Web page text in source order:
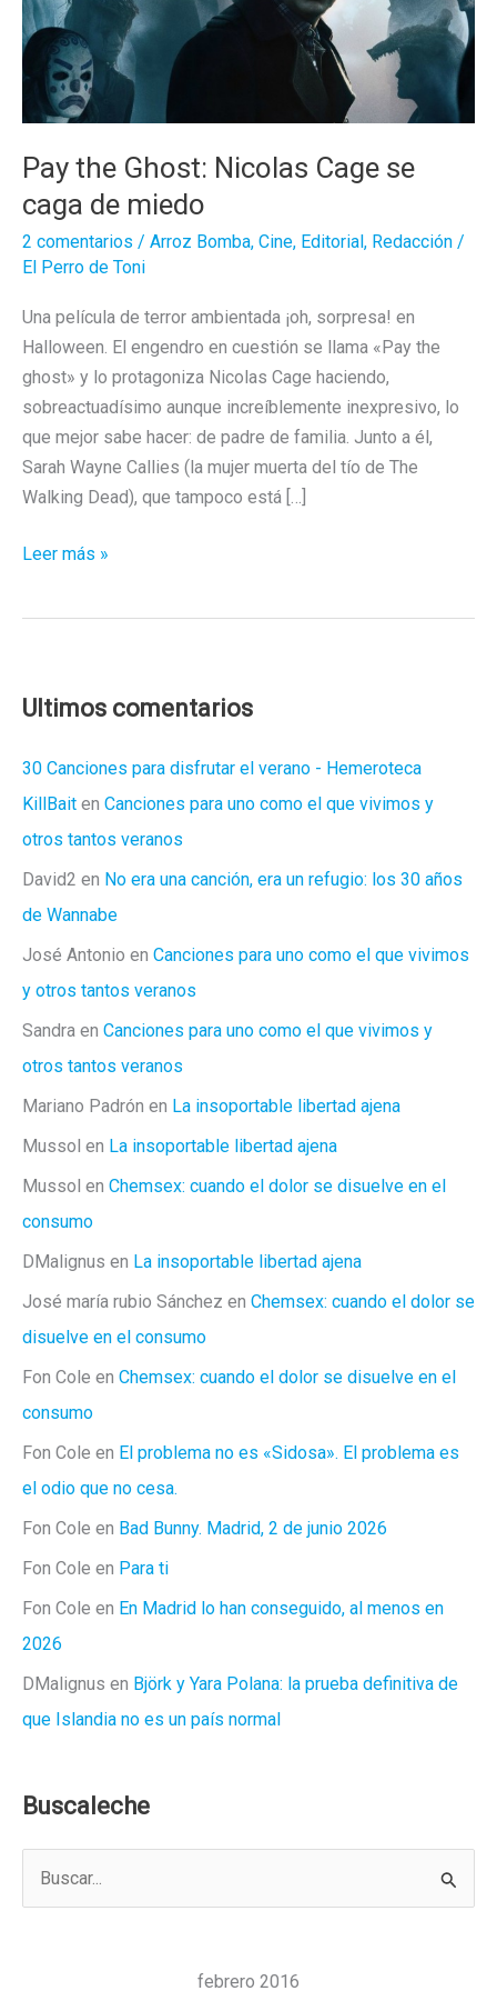
Pay the Ghost: Nicolas Cage se
caga de miedo
2 comentarios / Arroz Bomba, Cine, Editorial , Redacción /
El Perro de Toni
Una película de terror ambientada ¡oh, sorpresa! en
Halloween. El engendro en cuestión se llama «Pay the
ghost» y lo protagoniza Nicolas Cage haciendo,
sobreactuadísimo aunque increíblemente inexpresivo, lo
que mejor sabe hacer: de padre de familia. Junto a él,
Sarah Wayne Callies (la mujer muerta del tío de The
Walking Dead), que tampoco está […]
Pay
se
de
miedo
Leer más »
Ultimos comentarios
30 Canciones para disfrutar el verano - Hemeroteca
KillBait en Canciones para uno como el que vivimos y
otros tantos veranos
David2 en No era una canción, era un refugio: los 30 años
de Wannabe
José Antonio en Canciones para uno como el que vivimos
y otros tantos veranos
Sandra en Canciones para uno como el que vivimos y
otros tantos veranos
Mariano Padrón en La insoportable libertad ajena
Mussol en La insoportable libertad ajena
Mussol en Chemsex: cuando el dolor se disuelve en el
consumo
DMalignus en La insoportable libertad ajena
José maría rubio Sánchez en Chemsex: cuando el dolor se
disuelve en el consumo
Fon Cole en Chemsex: cuando el dolor se disuelve en el
consumo
Fon Cole en El problema no es «Sidosa». El problema es
el odio que no cesa.
Fon Cole en Bad Bunny. Madrid, 2 de junio 2026
Fon Cole en Para ti
Fon Cole en En Madrid lo han conseguido, al menos en
2026
DMalignus en Björk y Yara Polana: la prueba definitiva de
que Islandia no es un país normal
Buscaleche
febrero 2016